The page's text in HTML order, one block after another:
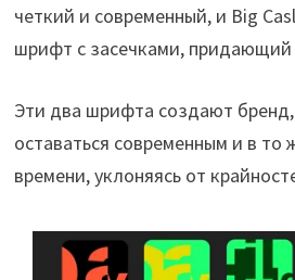
четкий и современный, и Big
шрифт с засечками, придающий
Эти два шрифта создают
оставаться современным и в то
времени, уклоняясь от